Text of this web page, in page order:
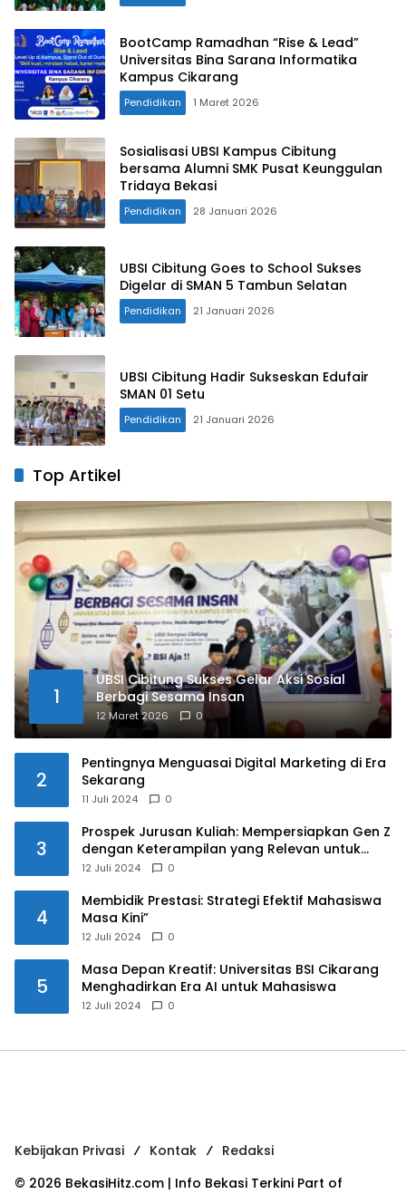
BootCamp Ramadhan “Rise & Lead”
Universitas Bina Sarana Informatika
Kampus Cikarang
Pendidikan 1 Maret 2026
Sosialisasi UBSI Kampus Cibitung
bersama Alumni SMK Pusat Keunggulan
Tridaya Bekasi
Pendidikan 28 Januari 2026
UBSI Cibitung Goes to School Sukses
Digelar di SMAN 5 Tambun Selatan
Pendidikan 21 Januari 2026
UBSI Cibitung Hadir Sukseskan Edufair
SMAN 01 Setu
Pendidikan 21 Januari 2026
Top Artikel
1
UBSI Cibitung Sukses Gelar Aksi Sosial
Berbagi Sesama Insan
12 Maret 2026 0
2
Pentingnya Menguasai Digital Marketing di Era
Sekarang
11 Juli 2024 0
3
Prospek Jurusan Kuliah: Mempersiapkan Gen Z
dengan Keterampilan yang Relevan untuk
Masa Depan
12 Juli 2024 0
4
Membidik Prestasi: Strategi Efektif Mahasiswa
Masa Kini”
12 Juli 2024 0
5
Masa Depan Kreatif: Universitas BSI Cikarang
Menghadirkan Era AI untuk Mahasiswa
12 Juli 2024 0
Kebijakan Privasi Kontak
Redaksi
© 2026 BekasiHitz.com | Info Bekasi Terkini Part of